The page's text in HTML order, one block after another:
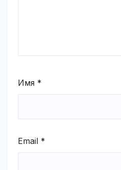
Имя *
Email *